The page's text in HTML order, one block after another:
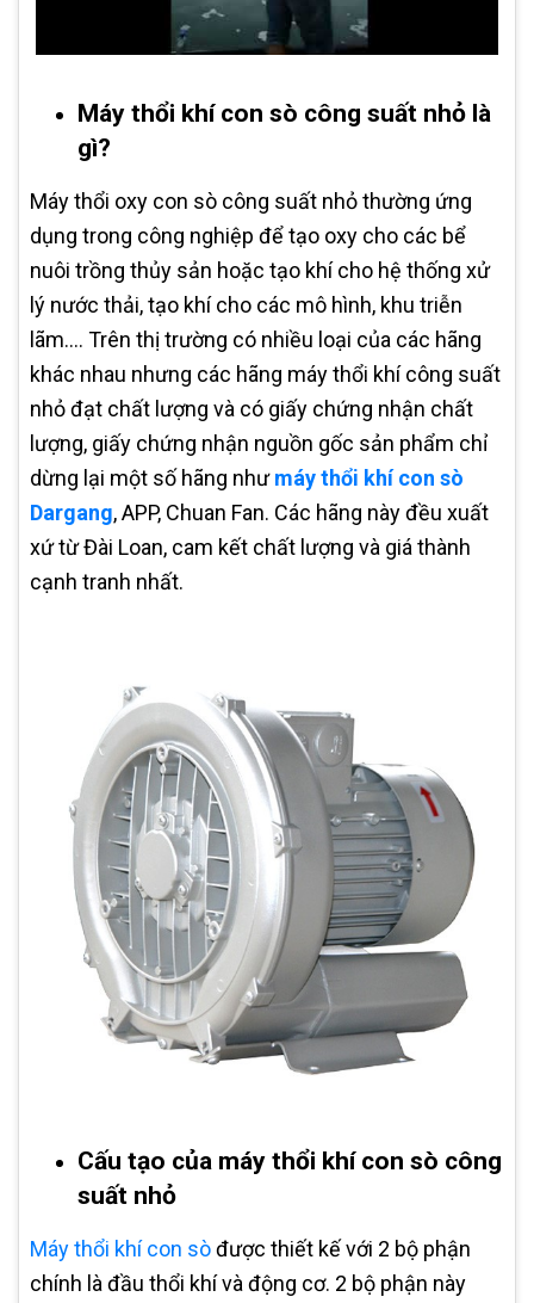
Máy thổi khí con sò công suất nhỏ là
gì?
Máy thổi oxy con sò công suất nhỏ thường ứng
dụng trong công nghiệp để tạo oxy cho các bể
nuôi trồng thủy sản hoặc tạo khí cho hệ thống xử
lý nước thải, tạo khí cho các mô hình, khu triễn
lãm…. Trên thị trường có nhiều loại của các hãng
khác nhau nhưng các hãng máy thổi khí công suất
nhỏ đạt chất lượng và có giấy chứng nhận chất
lượng, giấy chứng nhận nguồn gốc sản phẩm chỉ
dừng lại một số hãng nhưmáy thổi khí con sò
Dargang, APP, Chuan Fan. Các hãng này đều xuất
xứ từ Đài Loan, cam kết chất lượng và giá thành
cạnh tranh nhất.
Cấu tạo của máy thổi khí con sò công
suất nhỏ
Máy thổi khí con sòđược thiết kế với 2 bộ phận
chính là đầu thổi khí và động cơ. 2 bộ phận này